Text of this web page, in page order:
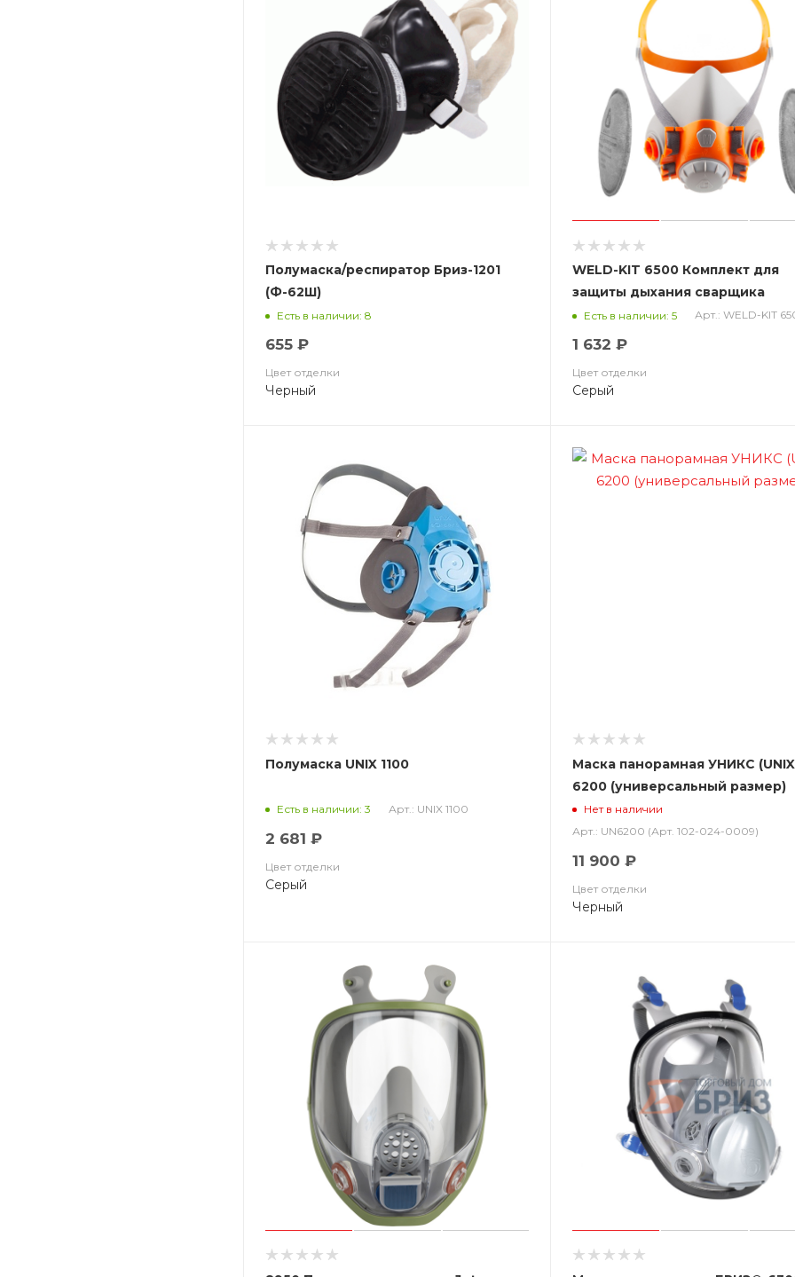
Полумаска/респиратор Бриз-1201
(Ф-62Ш)
Есть в наличии: 8
655 ₽
Цвет отделки
Черный
WELD-KIT 6500 Комплект для
защиты дыхания сварщика
(полумаска,
фильтр P3R)
Есть в наличии: 5 Арт.: WELD-KIT
1 632 ₽
Цвет отделки
Серый
Полумаска UNIX 1100
Есть в наличии: 3 Арт.: UNIX 1100
2 681 ₽
Цвет отделки
Серый
Маска панорамная УНИКС
6200 (универсальный размер)
Нет в наличии
Арт.: UN6200 (Арт. 102-024-0009)
11 900 ₽
Цвет отделки
Черный